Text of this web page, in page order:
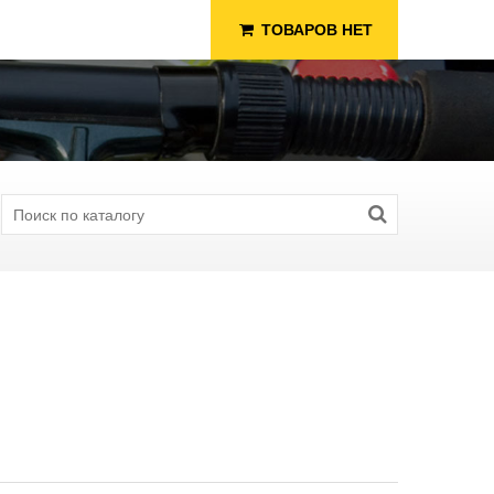
ТОВАРОВ НЕТ
Рыбалки